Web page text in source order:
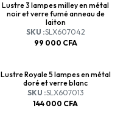
Lustre 3 lampes milley en métal
noir et verre fumé anneau de
laiton
SKU :SLX607042
99 000 CFA
Lustre Royale 5 lampes en métal
doré et verre blanc
SKU :SLX607013
144 000 CFA